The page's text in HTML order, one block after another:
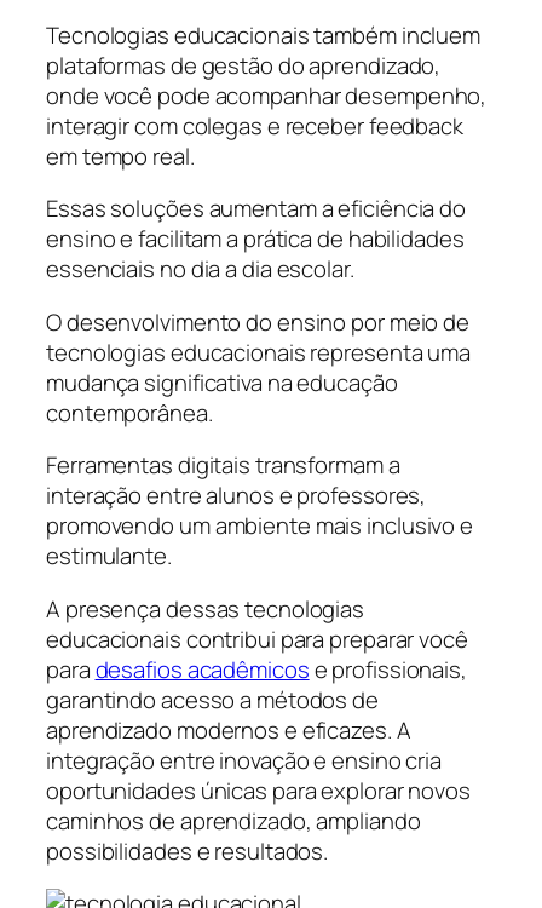
Tecnologias educacionais também incluem
plataformas de gestão do aprendizado,
onde você pode acompanhar desempenho,
interagir com colegas e receber feedback
em tempo real.
Essas soluções aumentam a eficiência do
ensino e facilitam a prática de habilidades
essenciais no dia a dia escolar.
O desenvolvimento do ensino por meio de
tecnologias educacionais representa uma
mudança significativa na educação
contemporânea.
Ferramentas digitais transformam a
interação entre alunos e professores,
promovendo um ambiente mais inclusivo e
estimulante.
A presença dessas tecnologias
educacionais contribui para preparar você
paradesafios acadêmicose profissionais,
garantindo acesso a métodos de
aprendizado modernos e eficazes. A
integração entre inovação e ensino cria
oportunidades únicas para explorar novos
caminhos de aprendizado, ampliando
possibilidades e resultados.